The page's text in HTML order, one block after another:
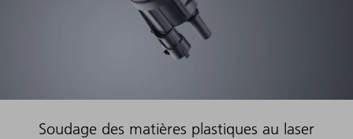
Soudage des matières plastiques au laser